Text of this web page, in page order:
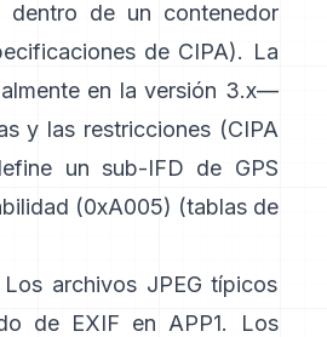
dentro de un contenedor
de CIPA). La
en la versión 3.x—
y las restricciones (CIPA
un sub-IFD de GPS
(0xA005) (tablas de
archivos JPEG típicos
de EXIF en APP1. Los